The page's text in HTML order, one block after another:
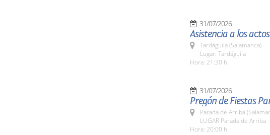
31/07/2026
Asistencia a los
Tardáguila (Salamanca)
Lugar: Tardáguila
Hora: 21:30 h.
31/07/2026
Pregón de Fiestas
Parada de Arriba
LUGAR Parada de Arriba
Hora: 20:00 h.